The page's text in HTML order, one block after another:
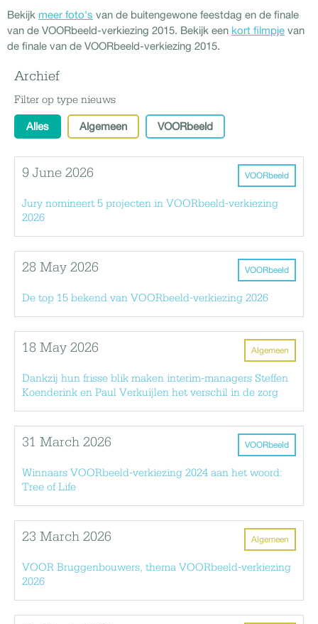
Bekijk meer foto's van de buitengewone feestdag en de finale
van de VOORbeeld-verkiezing 2015. Bekijk een kort filmpje van
de finale van de VOORbeeld-verkiezing 2015.
Archief
Filter op type nieuws
Alles Algemeen VOORbeeld
VOORbeeld
9 June 2026
Jury nomineert 5 projecten in VOORbeeld-verkiezing
2026
VOORbeeld
28 May 2026
De top 15 bekend van VOORbeeld-verkiezing 2026
Algemeen
18 May 2026
Dankzij hun frisse blik maken interim-managers Steffen
Koenderink en Paul Verkuijlen het verschil in de zorg
VOORbeeld
31 March 2026
Winnaars VOORbeeld-verkiezing 2024 aan het woord:
Tree of Life
Algemeen
23 March 2026
VOOR Bruggenbouwers, thema VOORbeeld-verkiezing
2026